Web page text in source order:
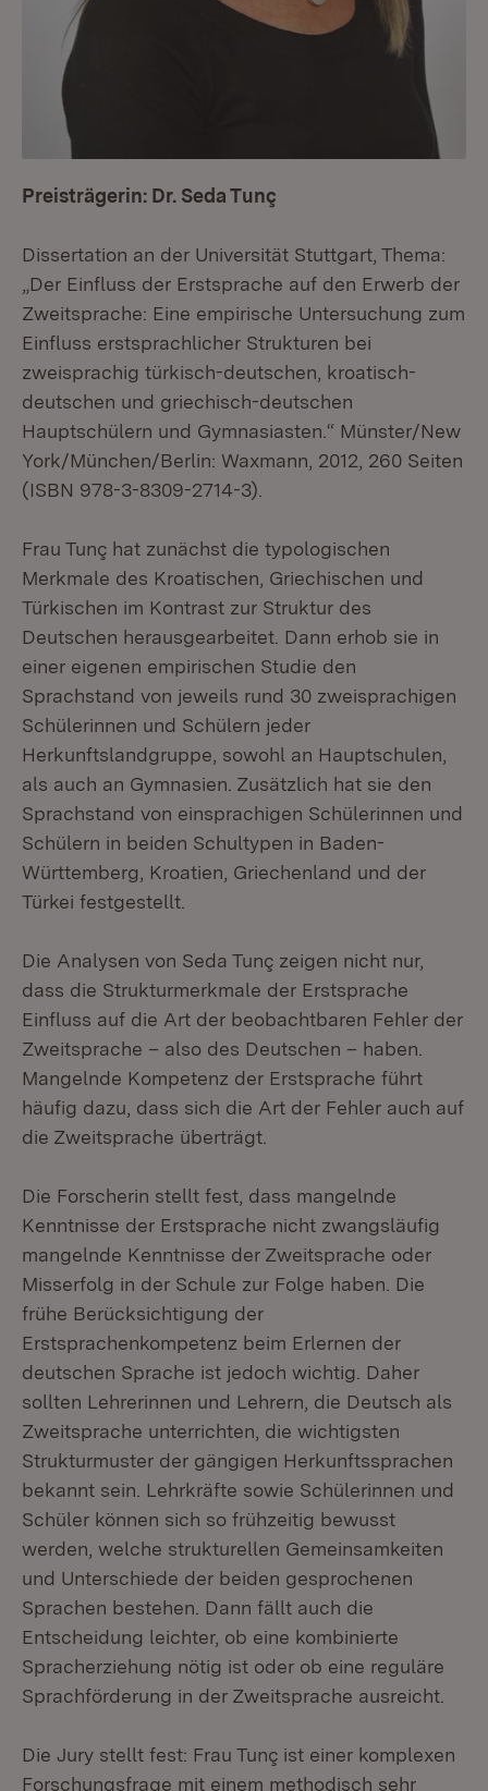
Preisträgerin: Dr. Seda Tunç
Dissertation an der Universität Stuttgart, Thema:
„Der Einfluss der Erstsprache auf den Erwerb der
Zweitsprache: Eine empirische Untersuchung zum
Einfluss erstsprachlicher Strukturen bei
zweisprachig türkisch-deutschen, kroatisch-
deutschen und griechisch-deutschen
Hauptschülern und Gymnasiasten.“ Münster/New
York/München/Berlin: Waxmann, 2012, 260 Seiten
(ISBN 978-3-8309-2714-3).
Frau Tunç hat zunächst die typologischen
Merkmale des Kroatischen, Griechischen und
Türkischen im Kontrast zur Struktur des
Deutschen herausgearbeitet. Dann erhob sie in
einer eigenen empirischen Studie den
Sprachstand von jeweils rund 30 zweisprachigen
Schülerinnen und Schülern jeder
Herkunftslandgruppe, sowohl an Hauptschulen,
als auch an Gymnasien. Zusätzlich hat sie den
Sprachstand von einsprachigen Schülerinnen und
Schülern in beiden Schultypen in Baden-
Württemberg, Kroatien, Griechenland und der
Türkei festgestellt.
Die Analysen von Seda Tunç zeigen nicht nur,
dass die Strukturmerkmale der Erstsprache
Einfluss auf die Art der beobachtbaren Fehler der
Zweitsprache – also des Deutschen – haben.
Mangelnde Kompetenz der Erstsprache führt
häufig dazu, dass sich die Art der Fehler auch auf
die Zweitsprache überträgt.
Die Forscherin stellt fest, dass mangelnde
Kenntnisse der Erstsprache nicht zwangsläufig
mangelnde Kenntnisse der Zweitsprache oder
Misserfolg in der Schule zur Folge haben. Die
frühe Berücksichtigung der
Erstsprachenkompetenz beim Erlernen der
deutschen Sprache ist jedoch wichtig. Daher
sollten Lehrerinnen und Lehrern, die Deutsch als
Zweitsprache unterrichten, die wichtigsten
Strukturmuster der gängigen Herkunftssprachen
bekannt sein. Lehrkräfte sowie Schülerinnen und
Schüler können sich so frühzeitig bewusst
werden, welche strukturellen Gemeinsamkeiten
und Unterschiede der beiden gesprochenen
Sprachen bestehen. Dann fällt auch die
Entscheidung leichter, ob eine kombinierte
Spracherziehung nötig ist oder ob eine reguläre
Sprachförderung in der Zweitsprache ausreicht.
Die Jury stellt fest: Frau Tunç ist einer komplexen
Forschungsfrage mit einem methodisch sehr